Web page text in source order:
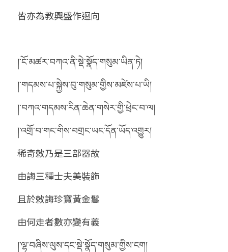
皆亦為教興盛作迴向
།་ངོ་མཚར་བཀའ་ནི་སྡེ་སྣོད་གསུམ་ཡིན་ཏེ།
།་གདམས་པ་སྐྱེས་བུ་གསུམ་གྱིས་མཛེས་པ་ཡི།
།་བཀའ་གདམས་རིན་ཆེན་གསེར་གྱི་ཕྲེང་བ་ལ།
།་འགྲོ་བ་གང་གིས་བགྲང་ཡང་དོན་ཡོད་འགྱུར།
稀奇敕乃是三部器故
由誨三種士夫美裝飾
且於敕誨珍寶黃金鬘
由何走者數亦變有義
།་ལྷ་བཞིས་ལུས་དང་སྡེ་སྣོད་གསུམ་གྱིས་ངག།